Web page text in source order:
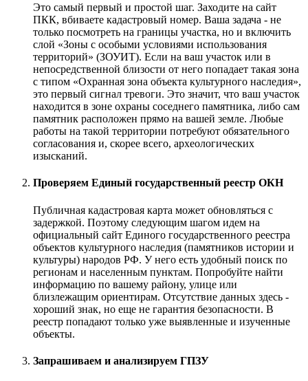
Это самый первый и простой шаг. Заходите на сайт
ПКК, вбиваете кадастровый номер. Ваша задача - не
только посмотреть на границы участка, но и включить
слой «Зоны с особыми условиями использования
территорий» (ЗОУИТ). Если на ваш участок или в
непосредственной близости от него попадает такая зона
с типом «Охранная зона объекта культурного наследия»,
это первый сигнал тревоги. Это значит, что ваш участок
находится в зоне охраны соседнего памятника, либо сам
памятник расположен прямо на вашей земле. Любые
работы на такой территории потребуют обязательного
согласования и, скорее всего, археологических
изысканий.
Проверяем Единый государственный реестр ОКН
Публичная кадастровая карта может обновляться с
задержкой. Поэтому следующим шагом идем на
официальный сайт Единого государственного реестра
объектов культурного наследия (памятников истории и
культуры) народов РФ. У него есть удобный поиск по
регионам и населенным пунктам. Попробуйте найти
информацию по вашему району, улице или
близлежащим ориентирам. Отсутствие данных здесь -
хороший знак, но еще не гарантия безопасности. В
реестр попадают только уже выявленные и изученные
объекты.
Запрашиваем и анализируем ГПЗУ